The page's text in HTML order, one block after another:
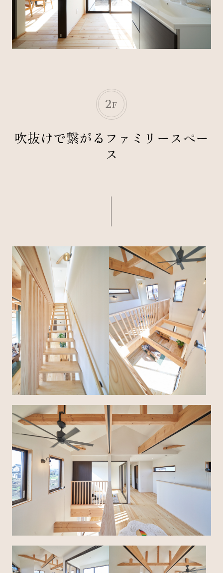
2F
吹抜けで繋がるファミリースペー
ス